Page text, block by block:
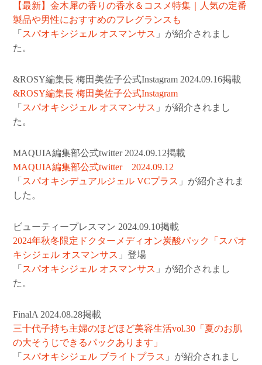
【最新】金木犀の香りの香水＆コスメ特集｜人気の定番
製品や男性におすすめのフレグランスも
「 スパオキシジェル オスマンサス 」が紹介されまし
た。
&ROSY編集長 梅田美佐子公式Instagram 2024.09.16掲載
&ROSY編集長 梅田美佐子公式Instagram
「 スパオキシジェル オスマンサス 」が紹介されまし
た。
MAQUIA編集部公式twitter 2024.09.12掲載
MAQUIA編集部公式twitter 2024.09.12
「 スパオキシデュアルジェル VCプラス 」が紹介されま
した。
ビューティープレスマン 2024.09.10掲載
2024年秋冬限定ドクターメディオン炭酸パック「 スパオ
キシジェル オスマンサス 」登場
「 スパオキシジェル オスマンサス 」が紹介されまし
た。
FinalA 2024.08.28掲載
三十代子持ち主婦のほどほど美容生活vol.30「夏のお肌
の大そうじできるパックあります」
「 スパオキシジェル ブライトプラス 」が紹介されまし